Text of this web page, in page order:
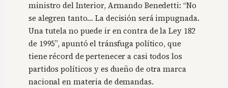
ministro del Interior, Armando Benedetti: “No
se alegren tanto… La decisión será impugnada.
Una tutela no puede ir en contra de la Ley 182
de 1995”, apuntó el tránsfuga político, que
tiene récord de pertenecer a casi todos los
partidos políticos y es dueño de otra marca
nacional en materia de demandas.